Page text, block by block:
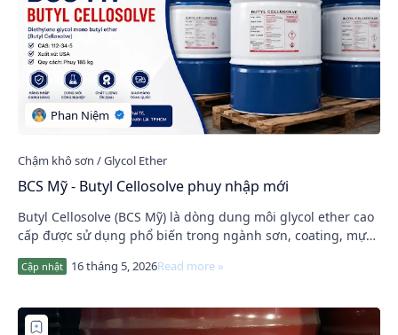
BCS Mỹ - Butyl Cellosolve phuy nhập mới
Butyl Cellosolve (BCS Mỹ) là dòng dung môi glycol ether cao
cấp được sử dụng phổ biến trong ngành sơn, coating, mực